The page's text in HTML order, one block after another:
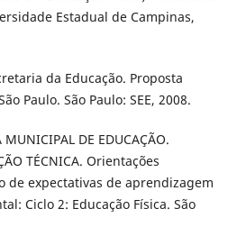
Estadual de Campinas,
da Educação. Proposta
Paulo. São Paulo: SEE, 2008.
MUNICIPAL DE EDUCAÇÃO.
TÉCNICA. Orientações
de expectativas de aprendizagem
Ciclo 2: Educação Física. São